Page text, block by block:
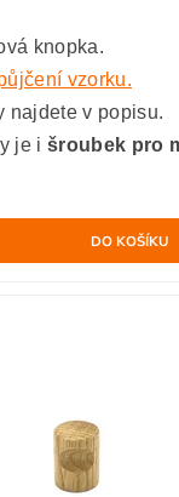
knopka.
vzorku.
najdete v popisu.
je išroubek pro